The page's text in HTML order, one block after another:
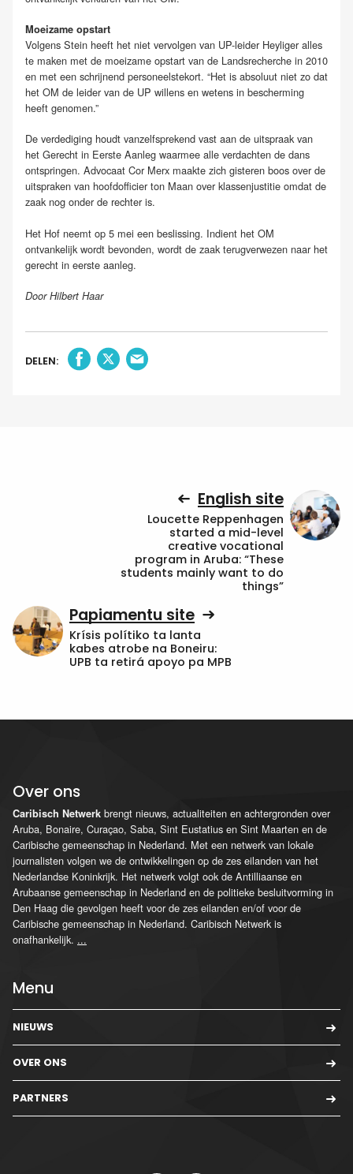
Moeizame opstart
Volgens Stein heeft het niet vervolgen van UP-leider Heyliger alles
te maken met de moeizame opstart van de Landsrecherche in 2010
en met een schrijnend personeelstekort. “Het is absoluut niet zo dat
het OM de leider van de UP willens en wetens in bescherming
heeft genomen.”
De verdediging houdt vanzelfsprekend vast aan de uitspraak van
het Gerecht in Eerste Aanleg waarmee alle verdachten de dans
ontspringen. Advocaat Cor Merx maakte zich gisteren boos over de
uitspraken van hoofdofficier ton Maan over klassenjustitie omdat de
zaak nog onder de rechter is.
Het Hof neemt op 5 mei een beslissing. Indient het OM
ontvankelijk wordt bevonden, wordt de zaak terugverwezen naar het
gerecht in eerste aanleg.
Door Hilbert Haar
DELEN:
English site
Loucette Reppenhagen
started a mid-level
creative vocational
program in Aruba: “These
students mainly want to do
things”
Papiamentu site
Krísis polítiko ta lanta
kabes atrobe na Boneiru:
UPB ta retirá apoyo pa MPB
Over ons
Caribisch Netwerk brengt nieuws, actualiteiten en achtergronden over
Aruba, Bonaire, Curaçao, Saba, Sint Eustatius en Sint Maarten en de
Caribische gemeenschap in Nederland. Met een netwerk van lokale
journalisten volgen we de ontwikkelingen op de zes eilanden van het
Nederlandse Koninkrijk. Het netwerk volgt ook de Antilliaanse en
Arubaanse gemeenschap in Nederland en de politieke besluitvorming in
Den Haag die gevolgen heeft voor de zes eilanden en/of voor de
Caribische gemeenschap in Nederland. Caribisch Netwerk is
onafhankelijk. ...
Menu
NIEUWS
OVER ONS
PARTNERS